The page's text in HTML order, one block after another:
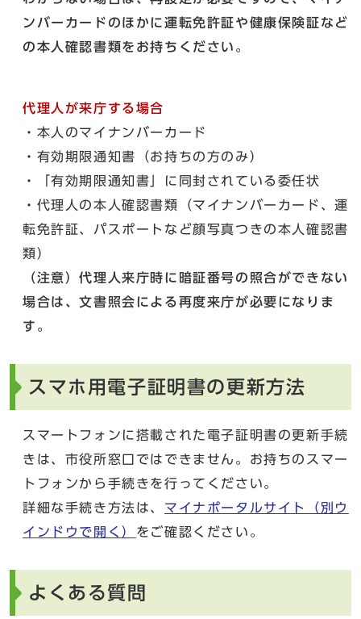
ンバーカードのほかに運転免許証や健康保険証など
の本人確認書類をお持ちください。
代理人が来庁する場合
・本人のマイナンバーカード
・有効期限通知書（お持ちの方のみ）
・「有効期限通知書」に同封されている委任状
・代理人の本人確認書類（マイナンバーカード、運
転免許証、パスポートなど顔写真つきの本人確認書
類）
（注意）代理人来庁時に暗証番号の照合ができない
場合は、文書照会による再度来庁が必要になりま
す。
スマホ用電子証明書の更新方法
スマートフォンに搭載された電子証明書の更新手続
きは、市役所窓口ではできません。お持ちのスマー
トフォンから手続きを行ってください。
詳細な手続き方法は、 マイナポータルサイト
（別ウ
インドウで開く） をご確認ください。
よくある質問